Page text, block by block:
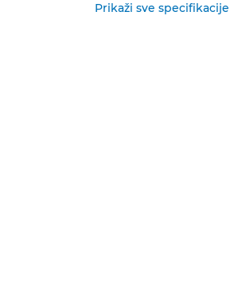
Prikaži sve specifikacije